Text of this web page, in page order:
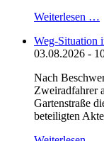
Weiterlesen …
Weg-Situation
03.08.2026 -
Nach
Zweiradfahrer
Gartenstraße
beteiligten